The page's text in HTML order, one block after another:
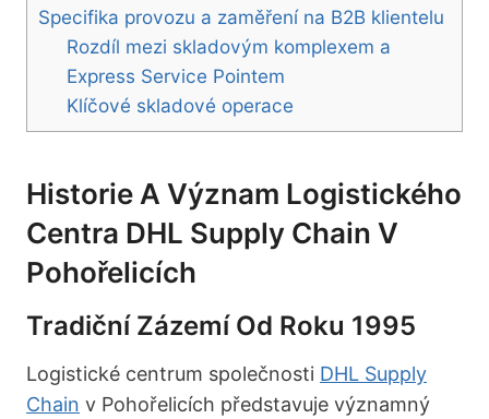
Specifika provozu a zaměření na B2B klientelu
Rozdíl mezi skladovým komplexem a
Express Service Pointem
Klíčové skladové operace
Historie A Význam Logistického
Centra DHL Supply Chain V
Pohořelicích
Tradiční Zázemí Od Roku 1995
Logistické centrum společnosti DHL Supply
Chain v Pohořelicích představuje významný